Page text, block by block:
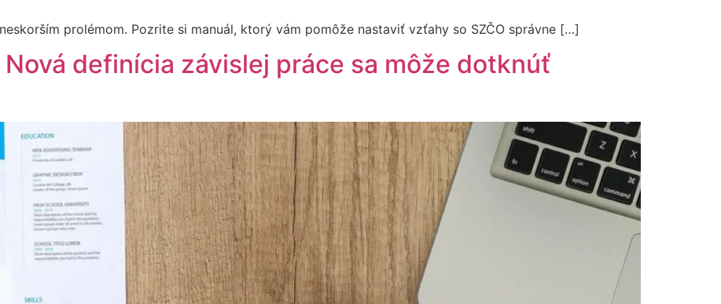
prolémom. Pozrite si manuál, ktorý vám pomôže nastaviť vzťahy so SZČO správne […]
definícia závislej práce sa môže dotknúť